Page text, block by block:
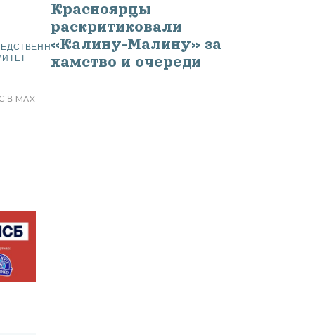
ОЦЕНИТЬ
СТАТЬЮ
0
В MAX
Красноярцы
раскритиковали
«Калину-Малину» за
хамство и очереди